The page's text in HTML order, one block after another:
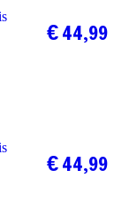
€ 44,99
€ 44,99